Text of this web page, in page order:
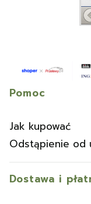
Linki w
Pomoc
Jak kupować
Odstąpienie od
Dostawa i